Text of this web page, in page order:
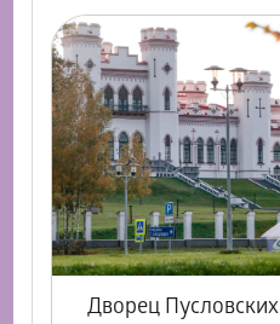
Дворец Пусловских